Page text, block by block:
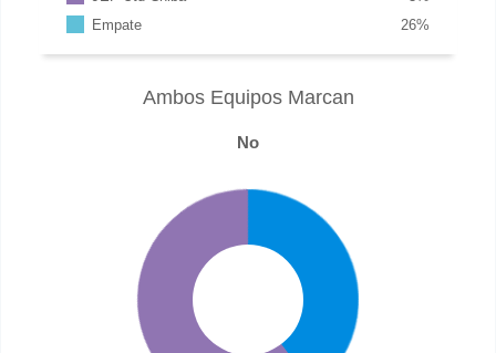
Empate
%
26
Ambos Equipos Marcan
No